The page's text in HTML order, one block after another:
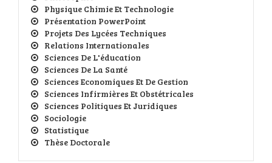
Physique Chimie Et Technologie
Présentation PowerPoint
Projets Des Lycées Techniques
Relations Internationales
Sciences De L'éducation
Sciences De La Santé
Sciences Economiques Et De Gestion
Sciences Infirmières Et Obstétricales
Sciences Politiques Et Juridiques
Sociologie
Statistique
Thèse Doctorale